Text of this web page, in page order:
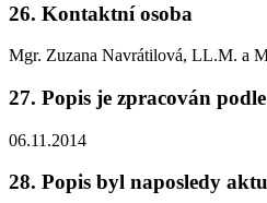
26. Kontaktní osoba
Mgr. Zuzana Navrátilová, LL.M. a
27. Popis je zpracován
06.11.2014
28. Popis byl naposledy